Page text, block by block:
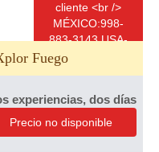
cliente <br />
MÉXICO:998-
883-3143 USA-
CAN:1-855-326-
Fuego
experiencias, dos días
Precio no disponible